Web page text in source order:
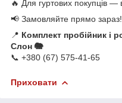
🔥 Для гуртових покупців —
📢 Замовляйте прямо зараз!
📍 Комплект пробійник і
Слон 🐘
📞 +380 (67) 575-41-65
Приховати